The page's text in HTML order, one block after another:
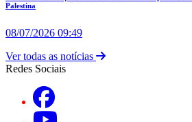
Palestina
08/07/2026 09:49
Ver todas as notícias
Redes Sociais